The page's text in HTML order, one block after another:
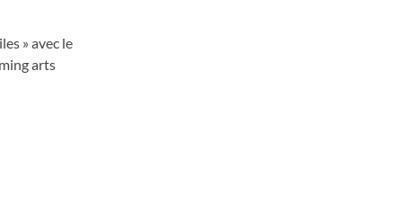
» avec le
arts